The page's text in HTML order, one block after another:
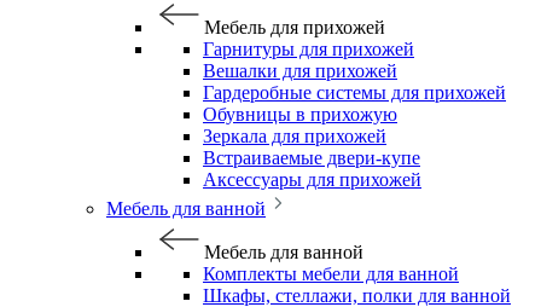
Мебель для прихожей
Гарнитуры для прихожей
Вешалки для прихожей
Гардеробные системы для прихожей
Обувницы в прихожую
Зеркала для прихожей
Встраиваемые двери-купе
Аксессуары для прихожей
Мебель для ванной
Мебель для ванной
Комплекты мебели для ванной
Шкафы, стеллажи, полки для ванной